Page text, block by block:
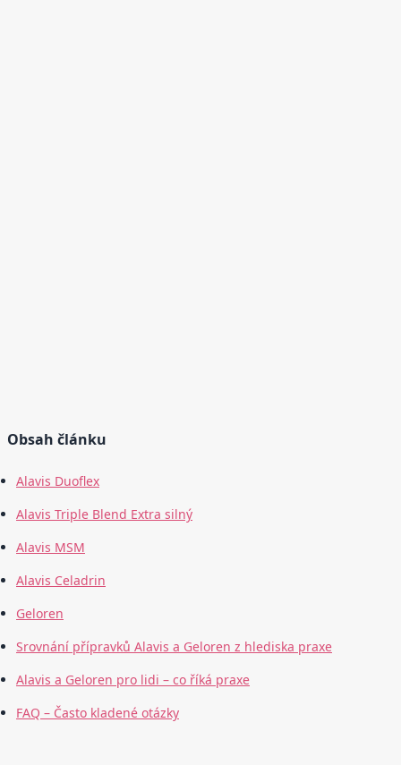
Obsah článku
Alavis Duoflex
Alavis Triple Blend Extra silný
Alavis MSM
Alavis Celadrin
Geloren
Srovnání přípravků Alavis a Geloren z hlediska praxe
Alavis a Geloren pro lidi – co říká praxe
FAQ – Často kladené otázky